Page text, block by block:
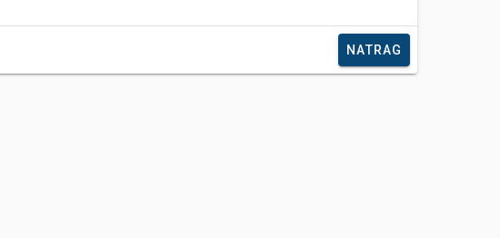
NATRAG